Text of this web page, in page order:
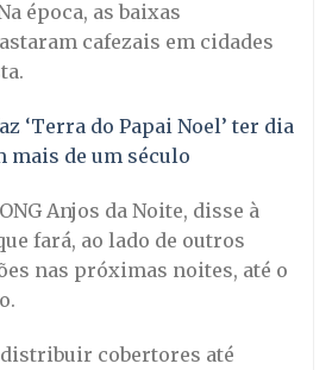
época, as baixas
cafezais em cidades
‘Terra do Papai Noel’ ter dia
mais de um século
Anjos da Noite, disse à
fará, ao lado de outros
nas próximas noites, até o
cobertores até